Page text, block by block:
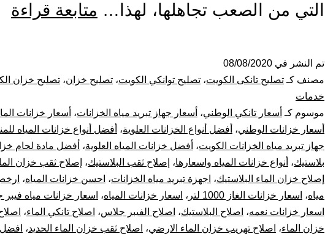
التي من الصعب تجاهلها، لهذا… متابعة قراءة
تم النشر في 08/08/2020
مصنف كـ تصليح تانكى الكويت، تصليح توانكي الكويت، تصليح خزان، تصليح خزان
خدمات
موسوم كـ أسعار تانكي الوطني، أسعار جهاز تبريد مياه الخزانات، أسعار خزانات
أسعار خزانات الوطني، أفضل أنواع الخزانات العلوية، أفضل أنواع خزانات المياه
جهاز تبريد مياه الخزانات الكويت، أفضل خزانات المياه العلوية، أفضل مادة لحام
بلاستيك، أنواع خزانات المياه واسعارها، إصلاح ثقب البلاستيك، إصلاح ثقب خزان
إصلاح خزان الماء البلاستيك، اجهزة تبريد مياه الخزانات، احسن خزانات المياه،
مياه، اسعار خزانات الغاز 1000 لتر ، اسعار خزانات المياه، اسعار خزانات مياه
اسعار خزانات نعمه، اصلاح البلاستيك، اصلاح الفيبر جلاس، اصلاح تانكي الماء،
خزان الماء، اصلاح تهريب خزان الماء الارضي، اصلاح ثقب خزان الماء الحديد،